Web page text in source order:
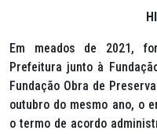
Em meados de 2021,
Prefeitura junto à
Fundação Obra de
outubro do mesmo ano, o
o termo de acordo